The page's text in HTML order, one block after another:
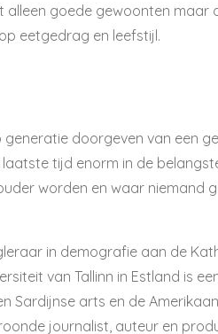
alleen goede gewoonten maar
eetgedrag en leefstijl.
doorgeven van een
tijd enorm in de
worden en waar niemand
in demografie aan de
van Tallinn in Estland is
Sardijnse arts en de
journalist, auteur en